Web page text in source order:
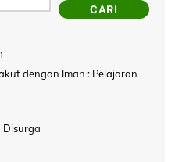
CARI
dengan Iman : Pelajaran
Disurga